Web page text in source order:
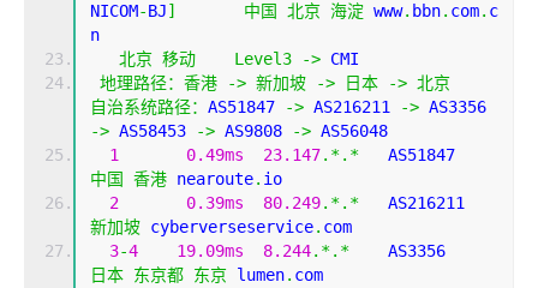
NICOM-BJ] 中国 北京 海淀 www. bbn. com. c
n
北京 移动 Level3 -> CMI
地理路径：香港
-> 新加坡 -> 日本 -> 北京
自治系统路径： AS51847 -> AS216211 ->
-> AS58453 -> AS9808 -> AS56048
1
0.49ms 23.147.*.*
中国
香港 nearoute. io
2
0.39ms 80.249.*.*
新加坡 cyberverseservice. com
3-4 19.09ms 8.244.*.*
日本 东京都 东京 lumen. com